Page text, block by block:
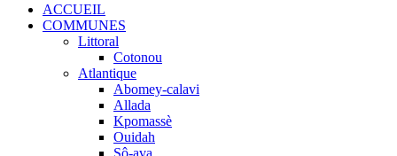
ACCUEIL
COMMUNES
Littoral
Cotonou
Atlantique
Abomey-calavi
Allada
Kpomassè
Ouidah
Sô-ava